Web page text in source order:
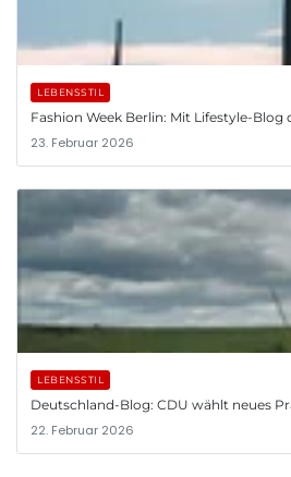
LEBENSSTIL
Fashion Week Berlin: Mit Lifestyle-
23. Februar 2026
LEBENSSTIL
Deutschland-Blog: CDU wählt neues
22. Februar 2026